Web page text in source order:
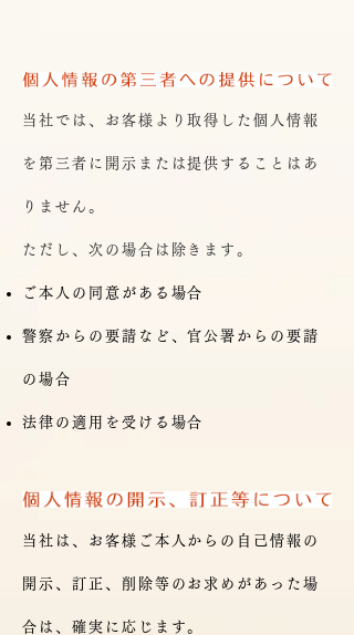
当社では、お客様より取得した個人情報
を第三者に開示または提供することはあ
りません。
ただし、次の場合は除きます。
ご本人の同意がある場合
警察からの要請など、官公署からの要請
の場合
法律の適用を受ける場合
当社は、お客様ご本人からの自己情報の
開示、訂正、削除等のお求めがあった場
合は、確実に応じます。